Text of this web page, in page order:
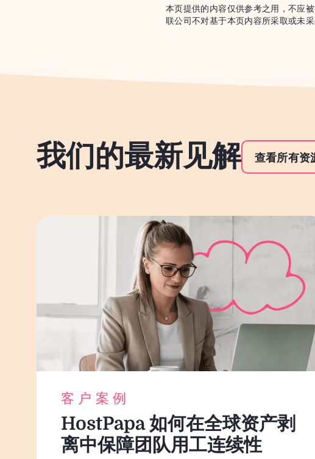
本页提供的内容仅供参考之用，不应
联公司不对基于本页内容所采取或未
我们的最新见解 查看所有资
客户案例
HostPapa 如何在全球资产剥
离中保障团队用工连续性